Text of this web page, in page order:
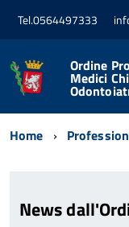
Tel.0564497333
Ordine
Medici
Home
News